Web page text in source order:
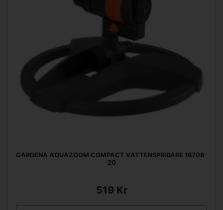
GARDENA AQUAZOOM COMPACT VATTENSPRIDARE 18708-
20
519 Kr